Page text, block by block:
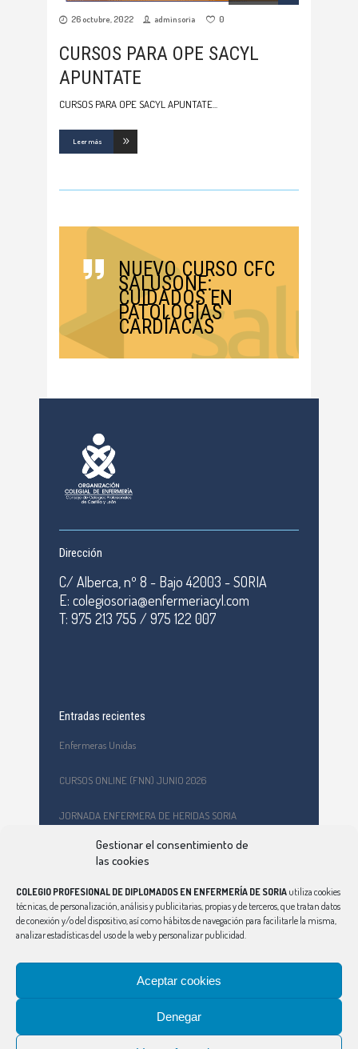
Gestionar el consentimiento de
las cookies
COLEGIO PROFESIONAL DE DIPLOMADOS EN ENFERMERÍA DE SORIA utiliza cookies
técnicas, de personalización, análisis y publicitarias, propias y de terceros, que tratan datos
de conexión y/o del dispositivo, así como hábitos de navegación para facilitarle la misma,
analizar estadísticas del uso de la web y personalizar publicidad.
Aceptar cookies
Denegar
26 octubre, 2022 adminsoria 0
CURSOS PARA OPE SACYL
APUNTATE
CURSOS PARA OPE SACYL APUNTATE
Leer más
NUEVO CURSO CFC
SALUSONE:
CUIDADOS EN
PATOLOGÍAS
CARDÍACAS
Dirección
C/ Alberca, nº 8 - Bajo 42003 - SORIA
E: colegiosoria@enfermeriacyl.com
T: 975 213 755 / 975 122 007
Entradas recientes
Enfermeras Unidas
CURSOS ONLINE (FNN) JUNIO 2026
JORNADA ENFERMERA DE HERIDAS SORIA
Formación en primeros auxilios y prevención de riesgos
laborales en el CEPA Celtiberia
Curso Ciberindex junio 2026 – AT7 – Cuidados a mujeres
víctimas de violencia de género
BURGOS